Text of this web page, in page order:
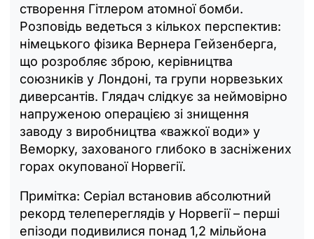
створення Гітлером атомної бомби.
Розповідь ведеться з кількох перспектив:
німецького фізика Вернера Гейзенберга,
що розробляє зброю, керівництва
союзників у Лондоні, та групи норвезьких
диверсантів. Глядач слідкує за неймовірно
напруженою операцією зі знищення
заводу з виробництва «важкої води» у
Веморку, захованого глибоко в засніжених
горах окупованої Норвегії.
Примітка: Серіал встановив абсолютний
рекорд телепереглядів у Норвегії – перші
епізоди подивилися понад 1,2 мільйона